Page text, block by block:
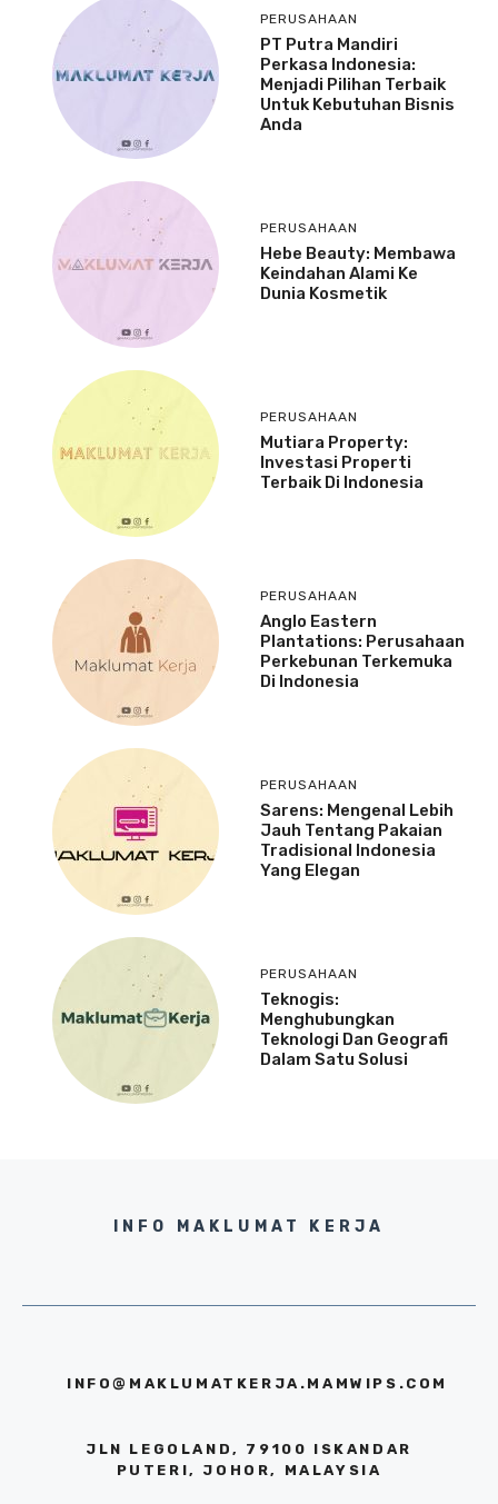
PERUSAHAAN
PT Putra Mandiri
Perkasa Indonesia:
Menjadi Pilihan Terbaik
Untuk Kebutuhan Bisnis
Anda
PERUSAHAAN
Hebe Beauty: Membawa
Keindahan Alami Ke
Dunia Kosmetik
PERUSAHAAN
Mutiara Property:
Investasi Properti
Terbaik Di Indonesia
PERUSAHAAN
Anglo Eastern
Plantations: Perusahaan
Perkebunan Terkemuka
Di Indonesia
PERUSAHAAN
Sarens: Mengenal Lebih
Jauh Tentang Pakaian
Tradisional Indonesia
Yang Elegan
PERUSAHAAN
Teknogis:
Menghubungkan
Teknologi Dan Geografi
Dalam Satu Solusi
INFO MAKLUMAT KERJA
INFO@MAKLUMATKERJA.MAMWIPS.COM
JLN LEGOLAND, 79100 ISKANDAR
PUTERI, JOHOR, MALAYSIA